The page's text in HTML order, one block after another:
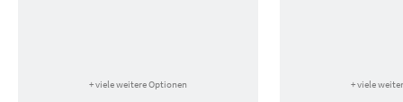
+ viele weitere Optionen + viele